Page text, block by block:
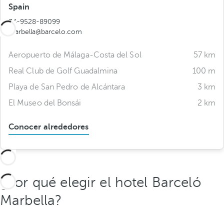
Spain
34-9528-89099
marbella@barcelo.com
Aeropuerto de Málaga-Costa del Sol
57 km
Real Club de Golf Guadalmina
100 m
Playa de San Pedro de Alcántara
3 km
El Museo del Bonsái
2 km
Conocer alrededores
¿Por qué elegir el hotel Barceló
Marbella?